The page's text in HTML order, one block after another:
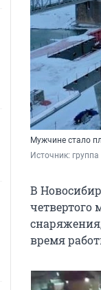
Мужчине стало
Источник:
В
четвертого
время